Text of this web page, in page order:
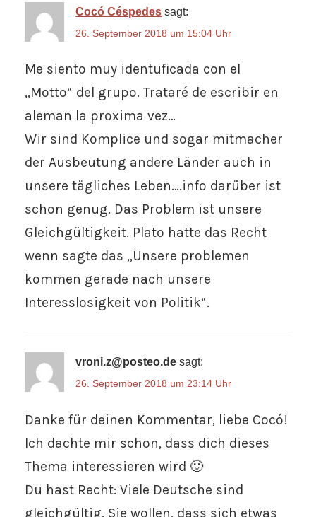
Cocó Céspedes sagt:
26. September 2018 um 15:04 Uhr
Me siento muy identuficada con el
„Motto“ del grupo. Trataré de escribir en
aleman la proxima vez…
Wir sind Komplice und sogar mitmacher
der Ausbeutung andere Länder auch in
unsere tägliches Leben….info darüber ist
schon genug. Das Problem ist unsere
Gleichgültigkeit. Plato hatte das Recht
wenn sagte das „Unsere problemen
kommen gerade nach unsere
Interesslosigkeit von Politik“.
vroni.z@posteo.de sagt:
26. September 2018 um 23:14 Uhr
Danke für deinen Kommentar, liebe Cocó!
Ich dachte mir schon, dass dich dieses
Thema interessieren wird 🙂
Du hast Recht: Viele Deutsche sind
gleichgültig. Sie wollen, dass sich etwas